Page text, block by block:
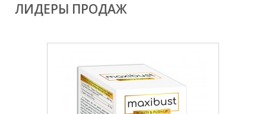
ЛИДЕРЫ ПРОДАЖ